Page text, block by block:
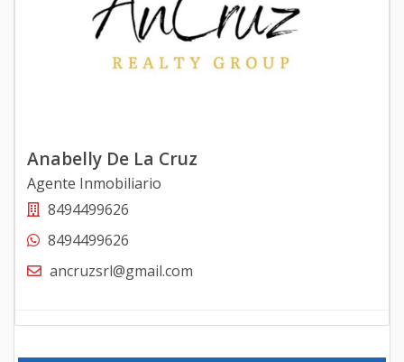
Anabelly De La Cruz
Agente Inmobiliario
8494499626
8494499626
ancruzsrl@gmail.com